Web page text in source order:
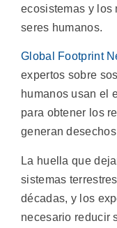
ecosistemas y los
seres humanos.
Global Footprint
expertos sobre
humanos usan el
para obtener los
generan
La huella que
sistemas
décadas, y los
necesario reducir